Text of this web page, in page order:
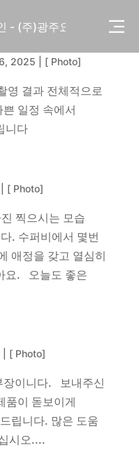
- (주)광주요
전자㈜
- (주)분독
- 피자마루
크
스
- (주)화요
- (주)광주요
코
- (주)분독
- 피자마루
크
- 중외제약
려은단
백
2025 [ Photo]
영 결과 전체적으로
일정 속에서
니다
[ Photo]
찍으시는 모습
. 수퍼비에서 몇번
애정을 갖고 열심히
요. 오늘도 좋은
| [ Photo]
장이니다. 보내주신
품이 돋보이게
립니다. 많은 도움
시오....